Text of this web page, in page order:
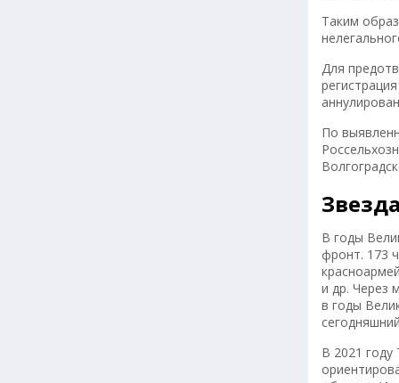
Таким
Для
По
В годы
фронт. 173
и др. Через
в годы
В 2021 году